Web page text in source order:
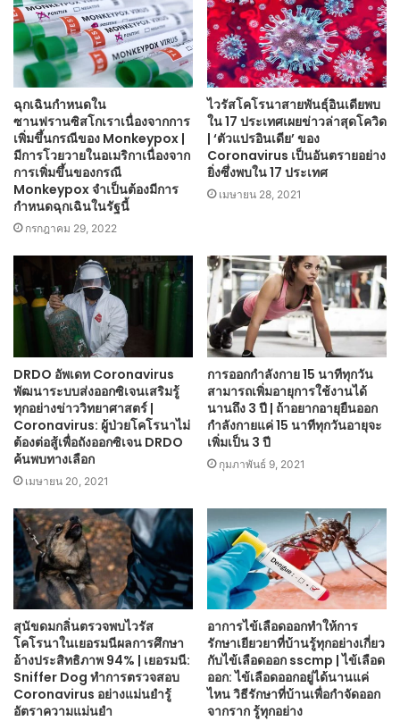
ฉุกเฉินกำหนดใน
ซานฟรานซิสโกเราเนื่องจากการ
เพิ่มขึ้นกรณีของ Monkeypox |
มีการโวยวายในอเมริกาเนื่องจาก
การเพิ่มขึ้นของกรณี
Monkeypox จำเป็นต้องมีการ
กำหนดฉุกเฉินในรัฐนี้
กรกฎาคม 29, 2022
ไวรัสโคโรนาสายพันธุ์อินเดียพบ
ใน 17 ประเทศเผยข่าวล่าสุดโควิด
| ‘ตัวแปรอินเดีย’ ของ
Coronavirus เป็นอันตรายอย่าง
ยิ่งซึ่งพบใน 17 ประเทศ
เมษายน 28, 2021
DRDO อัพเดท Coronavirus
พัฒนาระบบส่งออกซิเจนเสริมรู้
ทุกอย่างข่าววิทยาศาสตร์ |
Coronavirus: ผู้ป่วยโคโรนาไม่
ต้องต่อสู้เพื่อถังออกซิเจน DRDO
ค้นพบทางเลือก
เมษายน 20, 2021
การออกกำลังกาย 15 นาทีทุกวัน
สามารถเพิ่มอายุการใช้งานได้
นานถึง 3 ปี | ถ้าอยากอายุยืนออก
กำลังกายแค่ 15 นาทีทุกวันอายุจะ
เพิ่มเป็น 3 ปี
กุมภาพันธ์ 9, 2021
สุนัขดมกลิ่นตรวจพบไวรัส
โคโรนาในเยอรมนีผลการศึกษา
อ้างประสิทธิภาพ 94% | เยอรมนี:
Sniffer Dog ทำการตรวจสอบ
Coronavirus อย่างแม่นยำรู้
อัตราความแม่นยำ
อาการไข้เลือดออกทำให้การ
รักษาเยียวยาที่บ้านรู้ทุกอย่างเกี่ยว
กับไข้เลือดออก sscmp | ไข้เลือด
ออก: ไข้เลือดออกอยู่ได้นานแค่
ไหน วิธีรักษาที่บ้านเพื่อกำจัดออก
จากราก รู้ทุกอย่าง